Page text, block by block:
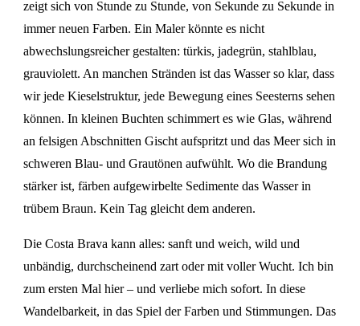
zeigt sich von Stunde zu Stunde, von Sekunde zu Sekunde in
immer neuen Farben. Ein Maler könnte es nicht
abwechslungsreicher gestalten: türkis, jadegrün, stahlblau,
grauviolett. An manchen Stränden ist das Wasser so klar, dass
wir jede Kieselstruktur, jede Bewegung eines Seesterns sehen
können. In kleinen Buchten schimmert es wie Glas, während
an felsigen Abschnitten Gischt aufspritzt und das Meer sich in
schweren Blau- und Grautönen aufwühlt. Wo die Brandung
stärker ist, färben aufgewirbelte Sedimente das Wasser in
trübem Braun. Kein Tag gleicht dem anderen.
Die Costa Brava kann alles: sanft und weich, wild und
unbändig, durchscheinend zart oder mit voller Wucht. Ich bin
zum ersten Mal hier – und verliebe mich sofort. In diese
Wandelbarkeit, in das Spiel der Farben und Stimmungen. Das